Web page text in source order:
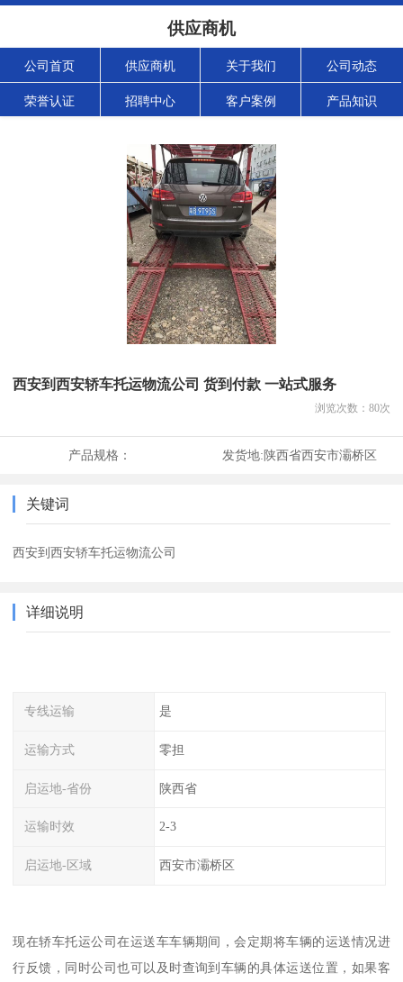
供应商机
公司首页 供应商机 关于我们 公司动态
荣誉认证 招聘中心 客户案例 产品知识
西安到西安轿车托运物流公司 货到付款 一站式服务
浏览次数： 80次
产品规格： 发货地:陕西省西安市灞桥区
关键词
西安到西安轿车托运物流公司
详细说明
专线运输 是
运输方式 零担
启运地-省份 陕西省
运输时效 2-3
启运地-区域 西安市灞桥区
现在轿车托运公司在运送车车辆期间，会定期将车辆的运送情况进
行反馈，同时公司也可以及时查询到车辆的具体运送位置，如果客